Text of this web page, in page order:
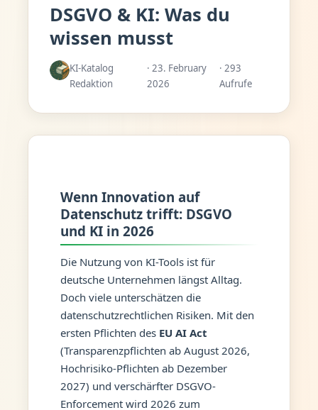
DSGVO & KI: Was du
wissen musst
KI-Katalog
Redaktion
· 23. February
2026
· 293
Aufrufe
Wenn Innovation auf
Datenschutz trifft: DSGVO
und KI in 2026
Die Nutzung von KI-Tools ist für
deutsche Unternehmen längst Alltag.
Doch viele unterschätzen die
datenschutzrechtlichen Risiken. Mit den
ersten Pflichten des EU AI Act
(Transparenzpflichten ab August 2026,
Hochrisiko-Pflichten ab Dezember
2027) und verschärfter DSGVO-
Enforcement wird 2026 zum